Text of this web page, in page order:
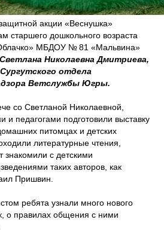
акции «Веснушка»
старшего дошкольного возраста
МБДОУ № 81 «Мальвина»
Светлана Николаевна Дмитриева,
отдела
Ветслужбы Югры.
со Светланой Николаевной,
и педагогами подготовили выставку
питомцах и детских
литературные чтения,
знакомили с детскими
таких авторов, как
Пришвин.
ребята узнали много нового
о правилах общения с ними